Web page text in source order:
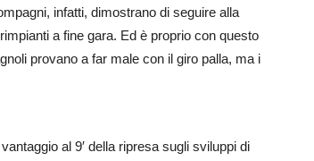
infatti, dimostrano di seguire alla
a fine gara. Ed è proprio con questo
provano a far male con il giro palla, ma i
al 9′ della ripresa sugli sviluppi di